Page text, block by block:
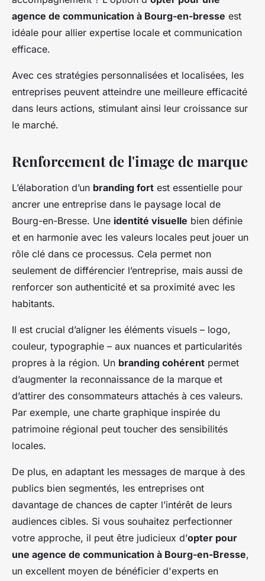
agence de communication à Bourg-en-bresse est
idéale pour allier expertise locale et communication
efficace.
Avec ces stratégies personnalisées et localisées, les
entreprises peuvent atteindre une meilleure efficacité
dans leurs actions, stimulant ainsi leur croissance sur
le marché.
Renforcement de l'image de marque
L’élaboration d’un branding fort est essentielle pour
ancrer une entreprise dans le paysage local de
Bourg-en-Bresse. Une identité visuelle bien définie
et en harmonie avec les valeurs locales peut jouer un
rôle clé dans ce processus. Cela permet non
seulement de différencier l’entreprise, mais aussi de
renforcer son authenticité et sa proximité avec les
habitants.
Il est crucial d’aligner les éléments visuels – logo,
couleur, typographie – aux nuances et particularités
propres à la région. Un branding cohérent permet
d’augmenter la reconnaissance de la marque et
d’attirer des consommateurs attachés à ces valeurs.
Par exemple, une charte graphique inspirée du
patrimoine régional peut toucher des sensibilités
locales.
De plus, en adaptant les messages de marque à des
publics bien segmentés, les entreprises ont
davantage de chances de capter l’intérêt de leurs
audiences cibles. Si vous souhaitez perfectionner
votre approche, il peut être judicieux d’opter pour
une agence de communication à Bourg-en-Bresse,
un excellent moyen de bénéficier d'experts en